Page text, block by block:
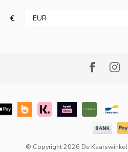
€
© Copyright 2026 De Kaarswinkel